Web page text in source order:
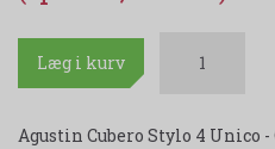
Læg i kurv
Agustin Cubero Stylo 4 Unico